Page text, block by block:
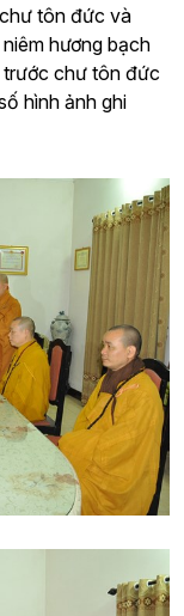
tôn đức và
hương bạch
trước chư tôn đức
hình ảnh ghi